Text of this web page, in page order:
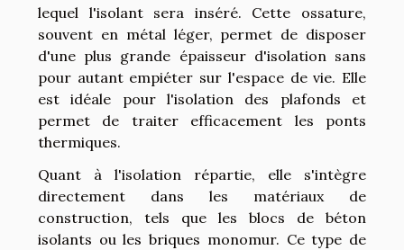
lequel l'isolant sera inséré. Cette ossature,
souvent en métal léger, permet de disposer
d'une plus grande épaisseur d'isolation sans
pour autant empiéter sur l'espace de vie. Elle
est idéale pour l'isolation des plafonds et
permet de traiter efficacement les ponts
thermiques.
Quant à l'isolation répartie, elle s'intègre
directement dans les matériaux de
construction, tels que les blocs de béton
isolants ou les briques monomur. Ce type de